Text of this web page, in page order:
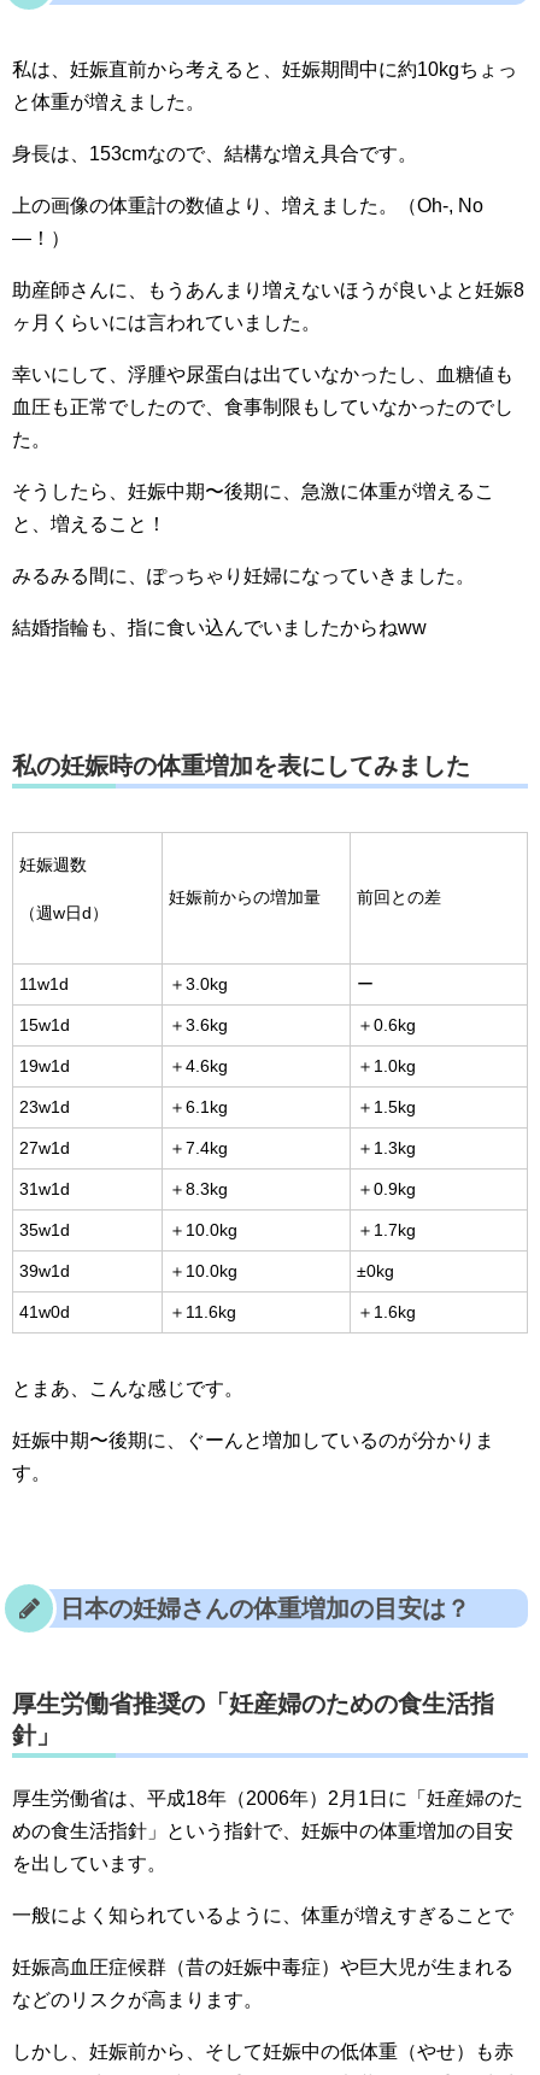
私は、妊娠直前から考えると、妊娠期間中に約10kgちょっ
と体重が増えました。
身長は、153cmなので、結構な増え具合です。
上の画像の体重計の数値より、増えました。（Oh-, No
—！）
助産師さんに、もうあんまり増えないほうが良いよと妊娠8
ヶ月くらいには言われていました。
幸いにして、浮腫や尿蛋白は出ていなかったし、血糖値も
血圧も正常でしたので、食事制限もしていなかったのでし
た。
そうしたら、妊娠中期〜後期に、急激に体重が増えるこ
と、増えること！
みるみる間に、ぽっちゃり妊婦になっていきました。
結婚指輪も、指に食い込んでいましたからねww
私の妊娠時の体重増加を表にしてみました
妊娠週数
（週w日d）
妊娠前からの増加量 前回との差
11w1d ＋3.0kg ー
15w1d ＋3.6kg ＋0.6kg
19w1d ＋4.6kg ＋1.0kg
23w1d ＋6.1kg ＋1.5kg
27w1d ＋7.4kg ＋1.3kg
31w1d ＋8.3kg ＋0.9kg
35w1d ＋10.0kg ＋1.7kg
39w1d ＋10.0kg ±0kg
41w0d ＋11.6kg ＋1.6kg
とまあ、こんな感じです。
妊娠中期〜後期に、ぐーんと増加しているのが分かりま
す。
日本の妊婦さんの体重増加の目安は？
厚生労働省推奨の「妊産婦のための食生活指
針」
厚生労働省は、平成18年（2006年）2月1日に「妊産婦のた
めの食生活指針」という指針で、妊娠中の体重増加の目安
を出しています。
一般によく知られているように、体重が増えすぎることで
妊娠高血圧症候群（昔の妊娠中毒症）や巨大児が生まれる
などのリスクが高まります。
しかし、妊娠前から、そして妊娠中の低体重（やせ）も赤